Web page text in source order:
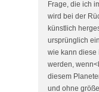
Frage, die ich
wird bei der
künstlich
ursprünglich
wie kann diese
werden,
diesem
und ohne